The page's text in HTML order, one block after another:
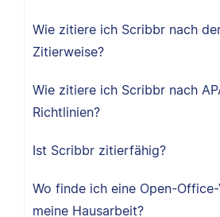
Wie zitiere ich Scribbr nach
Zitierweise?
Wie zitiere ich Scribbr nach
Richtlinien?
Ist Scribbr zitierfähig?
Wo finde ich eine Open-
meine Hausarbeit?